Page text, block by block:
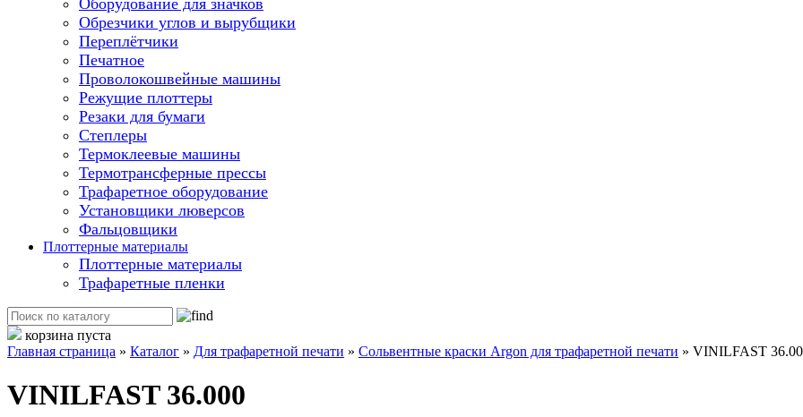
Обрезчики углов и вырубщики
Переплётчики
Печатное
Проволокошвейные машины
Режущие плоттеры
Резаки для бумаги
Степлеры
Термоклеевые машины
Термотрансферные прессы
Трафаретное оборудование
Установщики люверсов
Фальцовщики
Плоттерные материалы
Плоттерные материалы
Трафаретные пленки
корзина пуста
Главная страница » Каталог » Для трафаретной печати » Сольвентные краски Argon для трафаретной печати » VINILFAST
VINILFAST 36.000